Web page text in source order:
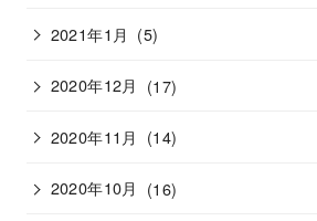
2021年1月 (5)
2020年12月 (17)
2020年11月 (14)
2020年10月 (16)